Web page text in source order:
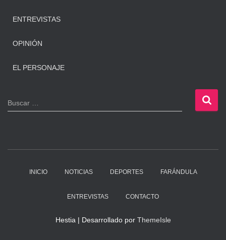
ENTREVISTAS
OPINIÓN
EL PERSONAJE
B
u
Buscar …
INICIO NOTICIAS DEPORTES FARÁNDULA
ENTREVISTAS CONTACTO
Hestia | Desarrollado por ThemeIsle